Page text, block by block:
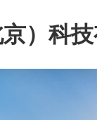
）科